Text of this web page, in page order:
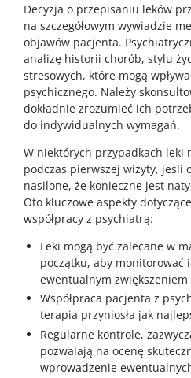
Decyzja o przepisaniu leków
na szczegółowym wywiadzie
objawów pacjenta.
analizę historii chorób, stylu
stresowych, które mogą
psychicznego. Należy
dokładnie zrozumieć ich
do indywidualnych wymagań.
W niektórych przypadkach leki
podczas pierwszej wizyty, jeśli
nasilone, że konieczne jest
Oto kluczowe aspekty
współpracy z psychiatrą:
Leki mogą być zalecane w
początku, aby monitorować
ewentualnym zwiększeniem
Współpraca pacjenta z
terapia przyniosła jak
Regularne kontrole,
pozwalają na ocenę
wprowadzenie